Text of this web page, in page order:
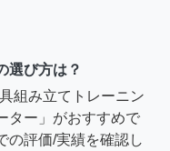
選び方は？
組み立てトレーニン
ター」がおすすめで
の評価/実績を確認し